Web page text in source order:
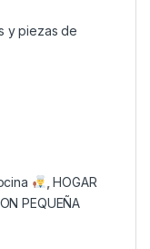
y piezas de
,HOGAR
PEQUEÑA